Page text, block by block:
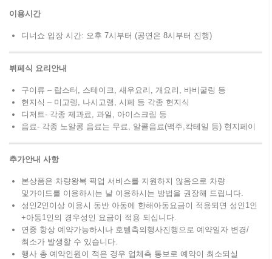
이용시간
디너쇼 입장 시간: 오후 7시부터 (공연은 8시부터 진행)
뷔페식 요리안내
구이류 – 랍스터, 스테이크, 새우요리, 개요리, 바비굴링 등
현지식 – 미고렝, 나시고랭, 시페 등 각종 현지식
디저트- 각종 제과료, 과일, 아이스크림 등
음료- 각종 노알콩 음료는 무료, 알콜음료(맥주,칵테일 등) 현지페이
추가안내 사항
본상품은 차량왕복 픽업 서비스를 지원하지 않음으로 차량
및가이드를 이용하시는 날 이용하시는 방법을 권장해 드립니다.
성인2인이상 이용시 동반 아동에 한해아동요금이 적용되면 성인1인
+아동1인의 경우성인 요금이 적용 되십니다.
연중 항상 예약가능하시나 호텔측의행사진행으로 예약일자 변경/
최소가 발생할 수 있습니다.
행사 총 예약인원이 적은 경우 업체측 통보로 예약이 최소되실